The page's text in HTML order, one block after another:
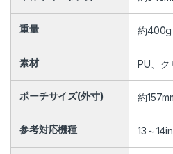
重量 約400g
素材 PU、ク
ポーチサイズ(外寸) 約
参考対応機種 13～